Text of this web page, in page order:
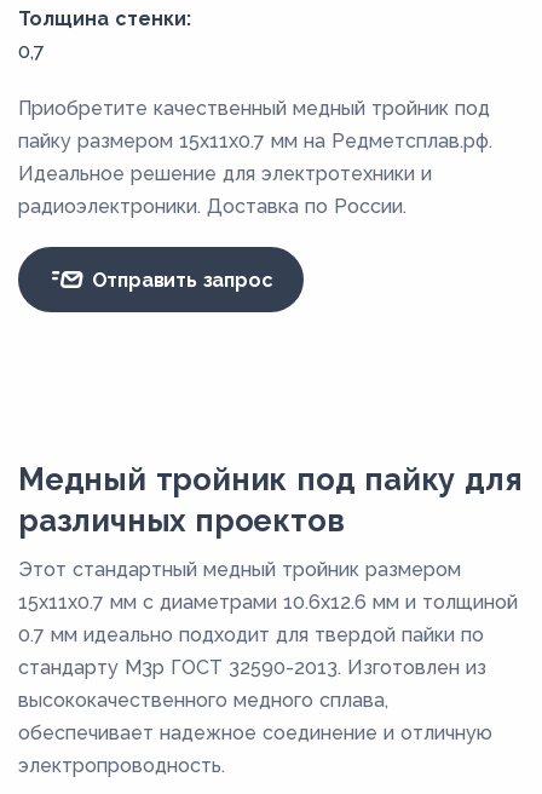
Толщина стенки:
0,7
Приобретите качественный медный тройник под
пайку размером 15x11x0.7 мм на Редметсплав.рф.
Идеальное решение для электротехники и
радиоэлектроники. Доставка по России.
Отправить запрос
Медный тройник под пайку для
различных проектов
Этот стандартный медный тройник размером
15x11x0.7 мм с диаметрами 10.6x12.6 мм и толщиной
0.7 мм идеально подходит для твердой пайки по
стандарту М3р ГОСТ 32590-2013. Изготовлен из
высококачественного медного сплава,
обеспечивает надежное соединение и отличную
электропроводность.